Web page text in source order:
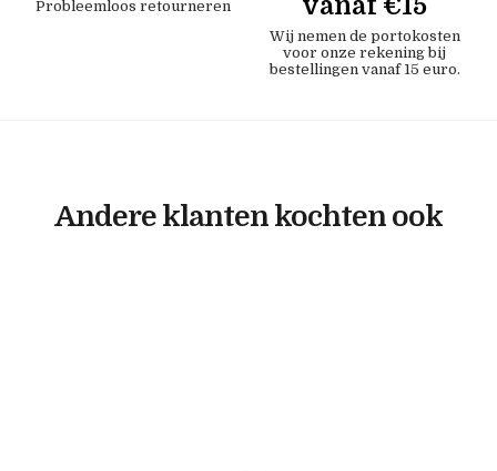
Probleemloos retourneren
Wij nemen de portokosten
voor onze rekening bij
bestellingen vanaf 15 euro.
Andere klanten kochten ook